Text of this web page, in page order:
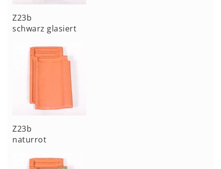
Z23b
schwarz glasiert
Z23b
naturrot